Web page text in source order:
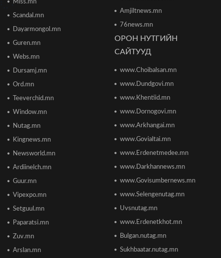
Сонсголгүй төрийн СОНСГОЛ-2
2026/06/19 10:17
Сонсголгүй төрийн СОНСГОЛ-2
Монгол Улсын дэлхийд өрсөлдөх чадвар 75
улсаас 67-рт бичигджээ
ТӨВҮҮДИЙН БАЙРШИЛ
2026/06/17 12:20
Отгонтэнгэр хайрханы тахилгад оролцохоор
ирж буй иргэдийн анхааралд
Miss.mn
Scandal.mn
Dayarmongol.mn
Guren.mn
Webs.mn
Dursamj.mn
Ord.mn
Teeverchid.mn
Window.mn
Nutag.mn
Kingnews.mn
Newsworld.mn
Ardiinelch.mn
Guur.mn
Vipexpo.mn
Setguul.mn
Paparatsi.mn
Zuv.mn
Arslan.mn
Amjiltnews.mn
76news.mn
ОРОН НУТГИЙН
САЙТУУД
www.Choibalsan.mn
www.Dundgovi.mn
www.Khentiid.mn
www.Dornogovi.mn
www.Arkhangai.mn
www.Govialtai.mn
www.Erdenetmedee.mn
www.Darkhannews.mn
www.Govisumbernews.mn
www.Selengenutag.mn
Uvsnutag.mn
www.Erdenetkhot.mn
Bulgan.nutag.mn
Sukhbaatar.nutag.mn